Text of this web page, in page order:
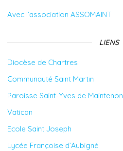
Avec l’association ASSOMAINT
LIENS
Diocèse de Chartres
Communauté Saint Martin
Paroisse Saint-Yves de Maintenon
Vatican
Ecole Saint Joseph
Lycée Françoise d’Aubigné